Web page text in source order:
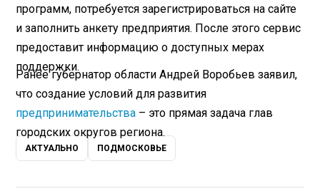
программ, потребуется зарегистрироваться на сайте
и заполнить анкету предприятия. После этого сервис
предоставит информацию о доступных мерах
поддержки.
Ранее губернатор области Андрей Воробьев заявил,
что создание условий для развития
предпринимательства – это прямая задача глав
городских округов региона.
АКТУАЛЬНО ПОДМОСКОВЬЕ